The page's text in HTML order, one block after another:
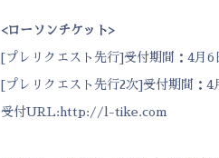
<ローソンチケット>
[プレリクエスト先行]受付期間：4
[プレリクエスト先行2次]受付期間
受付URL: http://l-tike.com